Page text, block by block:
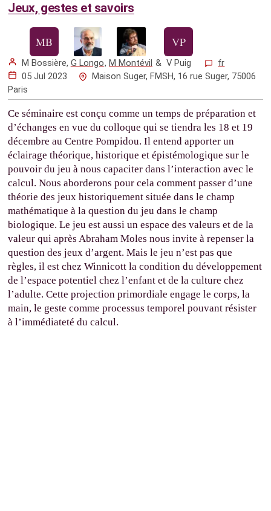
Jeux, gestes et savoirs
M Bossière, G Longo,M Montévil & V Puig
fr
05 Jul 2023
Maison Suger, FMSH, 16 rue Suger, 75006
Paris
Ce séminaire est conçu comme un temps de préparation et
d’échanges en vue du colloque qui se tiendra les 18 et 19
décembre au Centre Pompidou. Il entend apporter un
éclairage théorique, historique et épistémologique sur le
pouvoir du jeu à nous capaciter dans l’interaction avec le
calcul. Nous aborderons pour cela comment passer d’une
théorie des jeux historiquement située dans le champ
mathématique à la question du jeu dans le champ
biologique. Le jeu est aussi un espace des valeurs et de la
valeur qui après Abraham Moles nous invite à repenser la
question des jeux d’argent. Mais le jeu n’est pas que
règles, il est chez Winnicott la condition du développement
de l’espace potentiel chez l’enfant et de la culture chez
l’adulte. Cette projection primordiale engage le corps, la
main, le geste comme processus temporel pouvant résister
à l’immédiateté du calcul.